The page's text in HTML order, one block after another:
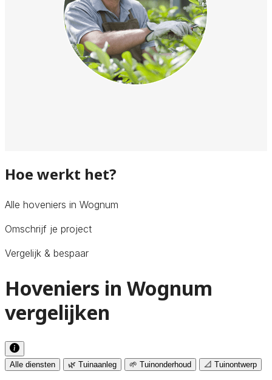
Hoe werkt het?
Alle hoveniers in Wognum
Omschrijf je project
Vergelijk & bespaar
Hoveniers in Wognum
vergelijken
Alle diensten 🌿 Tuinaanleg 🌱 Tuinonderhoud 📐 Tuinontwerp